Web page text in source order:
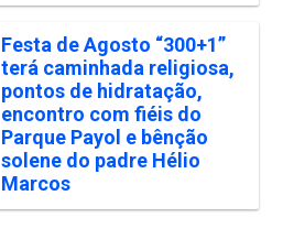
Festa de Agosto “300+1”
terá caminhada religiosa,
pontos de hidratação,
encontro com fiéis do
Parque Payol e bênção
solene do padre Hélio
Marcos